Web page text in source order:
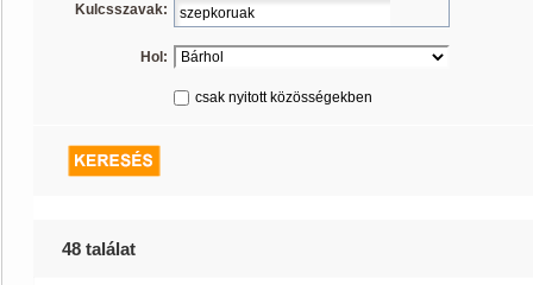
Kulcsszavak:
Hol:
csak nyitott közösségekben
48 találat